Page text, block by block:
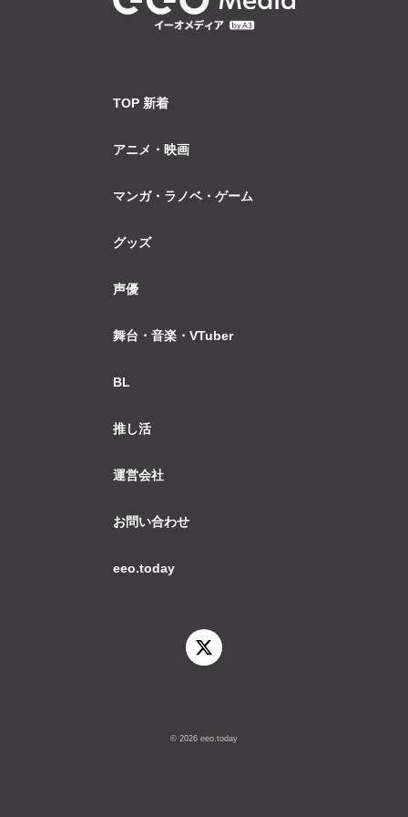
TOP 新着
アニメ・映画
マンガ・ラノベ・ゲーム
グッズ
声優
舞台・音楽・VTuber
BL
推し活
運営会社
お問い合わせ
eeo.today
© 2026 eeo.today